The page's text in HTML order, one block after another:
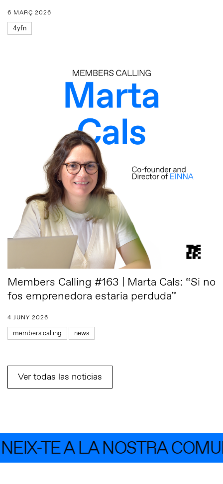
6 MARÇ 2026
4yfn
Members Calling #163 | Marta Cals: “Si no
fos emprenedora estaria perduda”
4 JUNY 2026
members calling news
Ver todas las noticias
TE A LA NOSTRA